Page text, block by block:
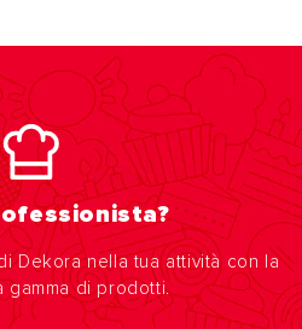
Dekora nella tua attività con la
gamma di prodotti.